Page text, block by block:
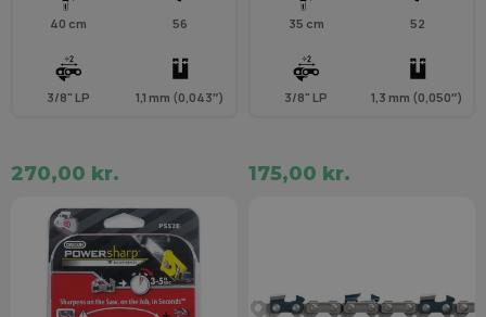
40 cm 56
3/8" LP 1,1 mm (0,043″)
270,00 kr.
35 cm 52
3/8" LP 1,3 mm (0,050″)
175,00 kr.